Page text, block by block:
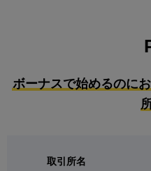
ボーナスで始めるのに
取引所名